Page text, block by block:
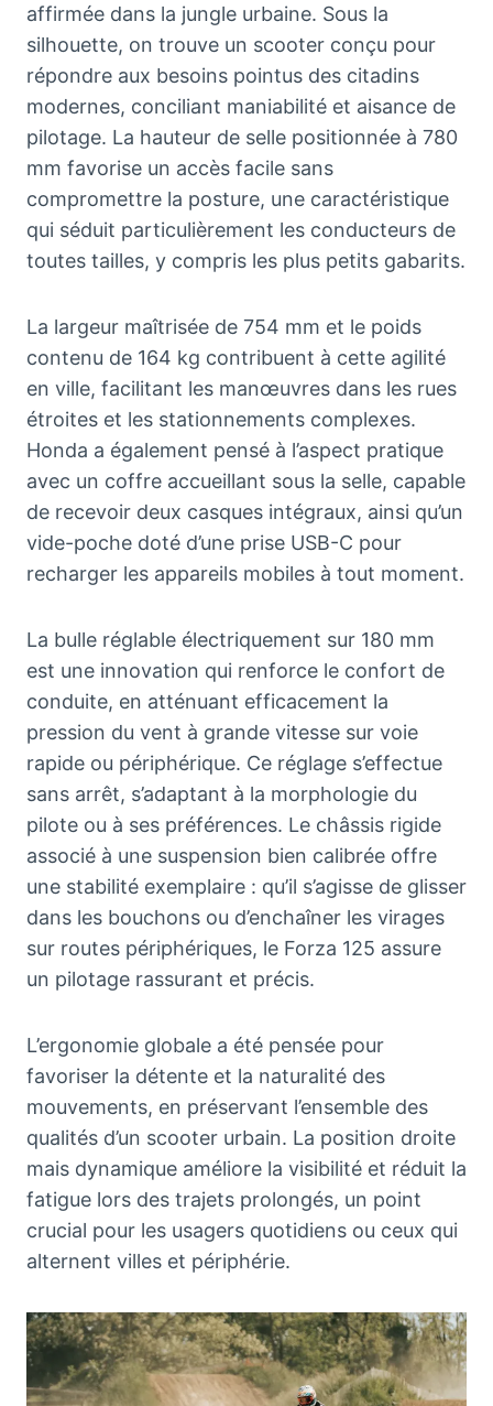
affirmée dans la jungle urbaine. Sous la
silhouette, on trouve un scooter conçu pour
répondre aux besoins pointus des citadins
modernes, conciliant maniabilité et aisance de
pilotage. La hauteur de selle positionnée à 780
mm favorise un accès facile sans
compromettre la posture, une caractéristique
qui séduit particulièrement les conducteurs de
toutes tailles, y compris les plus petits gabarits.
La largeur maîtrisée de 754 mm et le poids
contenu de 164 kg contribuent à cette agilité
en ville, facilitant les manœuvres dans les rues
étroites et les stationnements complexes.
Honda a également pensé à l’aspect pratique
avec un coffre accueillant sous la selle, capable
de recevoir deux casques intégraux, ainsi qu’un
vide-poche doté d’une prise USB-C pour
recharger les appareils mobiles à tout moment.
La bulle réglable électriquement sur 180 mm
est une innovation qui renforce le confort de
conduite, en atténuant efficacement la
pression du vent à grande vitesse sur voie
rapide ou périphérique. Ce réglage s’effectue
sans arrêt, s’adaptant à la morphologie du
pilote ou à ses préférences. Le châssis rigide
associé à une suspension bien calibrée offre
une stabilité exemplaire : qu’il s’agisse de glisser
dans les bouchons ou d’enchaîner les virages
sur routes périphériques, le Forza 125 assure
un pilotage rassurant et précis.
L’ergonomie globale a été pensée pour
favoriser la détente et la naturalité des
mouvements, en préservant l’ensemble des
qualités d’un scooter urbain. La position droite
mais dynamique améliore la visibilité et réduit la
fatigue lors des trajets prolongés, un point
crucial pour les usagers quotidiens ou ceux qui
alternent villes et périphérie.